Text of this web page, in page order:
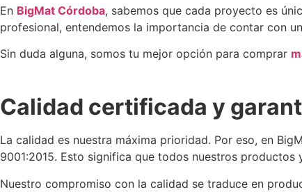
En BigMat Córdoba, sabemos que cada proyecto es
profesional, entendemos la importancia de contar con
Sin duda alguna, somos tu mejor opción para comprar
Calidad certificada y
La calidad es nuestra máxima prioridad. Por eso, en
9001:2015. Esto significa que todos nuestros
Nuestro compromiso con la calidad se traduce en